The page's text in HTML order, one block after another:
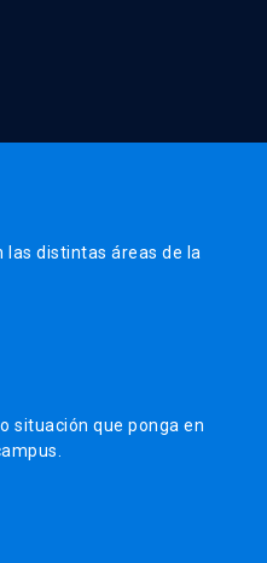
las distintas áreas de la
situación que ponga en